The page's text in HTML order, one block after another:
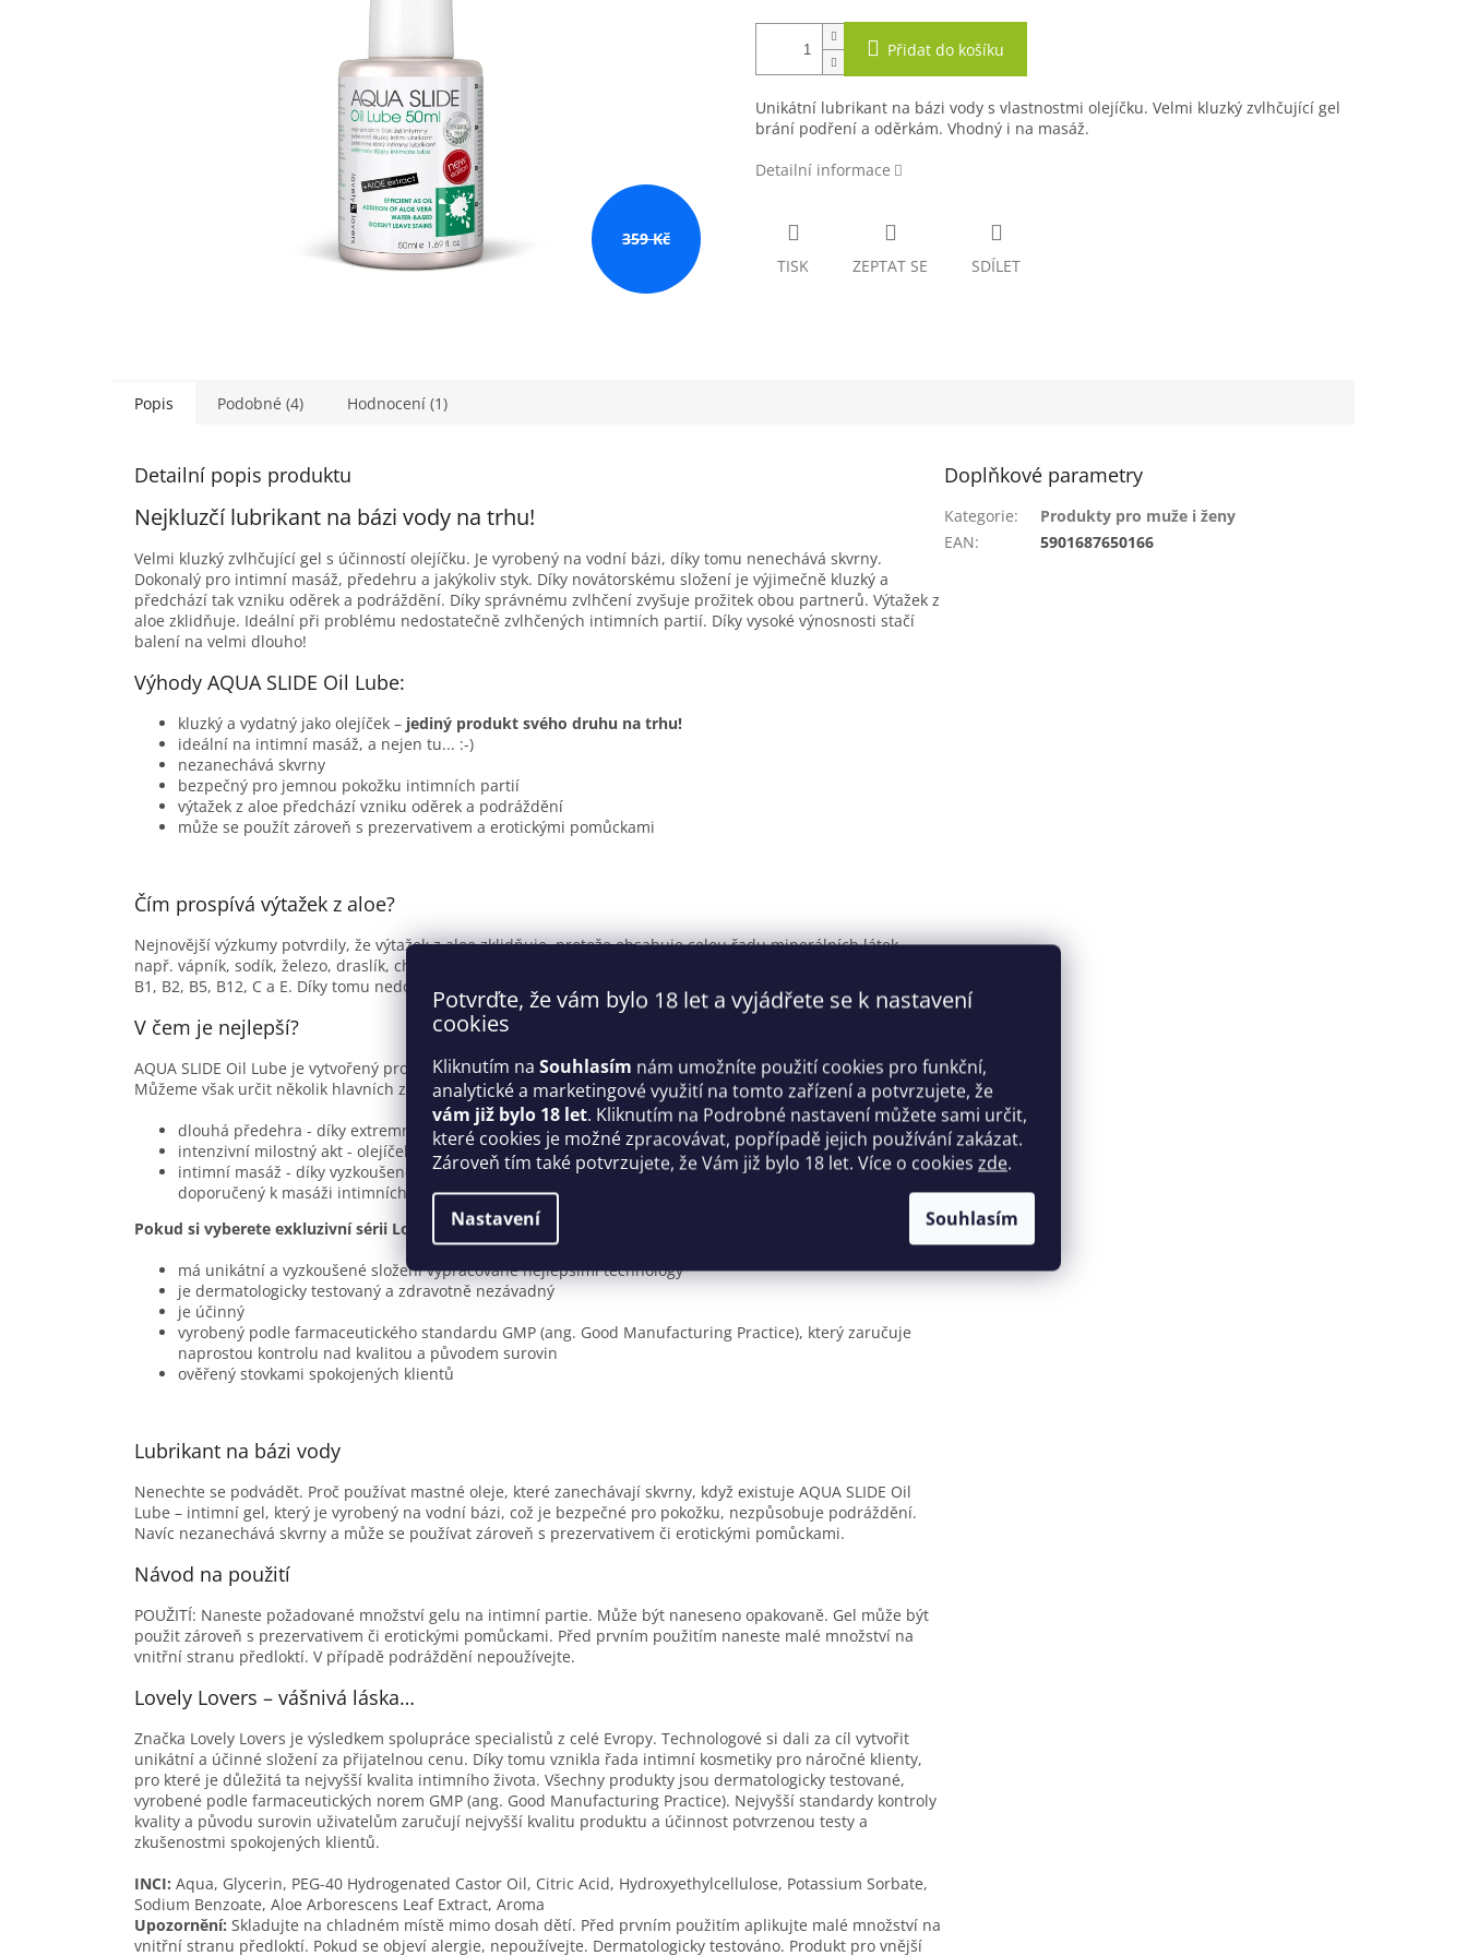
Potvrďte, že vám bylo 18 let a vyjádřete se k nastavení
cookies
Kliknutím na Souhlasím nám umožníte použití cookies pro funkční,
analytické a marketingové využití na tomto zařízení a potvrzujete, že
vám již bylo 18 let. Kliknutím na Podrobné nastavení můžete sami určit,
které cookies je možné zpracovávat, popřípadě jejich používání zakázat.
Zároveň tím také potvrzujete, že Vám již bylo 18 let. Více o cookies zde.
Nastavení Souhlasím
359 Kč
Přidat do košíku
Unikátní lubrikant na bázi vody s vlastnostmi olejíčku. Velmi kluzký zvlhčující gel
brání podření a oděrkám. Vhodný i na masáž.
Detailní informace
TISK ZEPTAT SE SDÍLET
Popis Podobné (4) Hodnocení (1)
Detailní popis produktu
Nejkluzčí lubrikant na bázi vody na trhu!
Velmi kluzký zvlhčující gel s účinností olejíčku. Je vyrobený na vodní bázi, díky tomu nenechává skvrny.
Dokonalý pro intimní masáž, předehru a jakýkoliv styk. Díky novátorskému složení je výjimečně kluzký a
předchází tak vzniku oděrek a podráždění. Díky správnému zvlhčení zvyšuje prožitek obou partnerů. Výtažek z
aloe zklidňuje. Ideální při problému nedostatečně zvlhčených intimních partií. Díky vysoké výnosnosti stačí
balení na velmi dlouho!
Výhody AQUA SLIDE Oil Lube:
kluzký a vydatný jako olejíček – jediný produkt svého druhu na trhu!
ideální na intimní masáž, a nejen tu... :-)
nezanechává skvrny
bezpečný pro jemnou pokožku intimních partií
výtažek z aloe předchází vzniku oděrek a podráždění
může se použít zároveň s prezervativem a erotickými pomůckami
Čím prospívá výtažek z aloe?
Nejnovější výzkumy potvrdily, že výtažek z aloe zklidňuje, protože obsahuje celou řadu minerálních látek,
např. vápník, sodík, železo, draslík, chrom, magnézium, mangan, měď nebo zinek. Navíc obsahuje vitamíny A,
B1, B2, B5, B12, C a E. Díky tomu nedochází k podráždění ani po intenzivních hrátkách.
V čem je nejlepší?
AQUA SLIDE Oil Lube je vytvořený pro všechny, kteří v průběhu milostného aktu chtějí dostatečné zvlhčení.
Můžeme však určit několik hlavních způsobů použití gelu, které ho odlišují od jiných výrobků:
dlouhá předehra - díky extremní vydatnosti se ideálně hodí na dlouhé a vášnivé mazlení
intenzivní milostný akt - olejíček poskytuje vydatné zvlhčení i nejnáročnějším milencům
intimní masáž - díky vyzkoušenému a bezpečnému složení obohacenému o výtažek z aloe je gel
doporučený k masáži intimních partií, protože nedráždí a obsažená aloe zklidňuje pokožku
Pokud si vyberete exkluzivní sérii Lovely Lovers, máte jistotu, že výrobek:
má unikátní a vyzkoušené složení vypracované nejlepšími technology
je dermatologicky testovaný a zdravotně nezávadný
je účinný
vyrobený podle farmaceutického standardu GMP (ang. Good Manufacturing Practice), který zaručuje
naprostou kontrolu nad kvalitou a původem surovin
ověřený stovkami spokojených klientů
Lubrikant na bázi vody
Nenechte se podvádět. Proč používat mastné oleje, které zanechávají skvrny, když existuje AQUA SLIDE Oil
Lube – intimní gel, který je vyrobený na vodní bázi, což je bezpečné pro pokožku, nezpůsobuje podráždění.
Navíc nezanechává skvrny a může se používat zároveň s prezervativem či erotickými pomůckami.
Návod na použití
POUŽITÍ: Naneste požadované množství gelu na intimní partie. Může být naneseno opakovaně. Gel může být
použit zároveň s prezervativem či erotickými pomůckami. Před prvním použitím naneste malé množství na
vnitřní stranu předloktí. V případě podráždění nepoužívejte.
Lovely Lovers – vášnivá láska…
Značka Lovely Lovers je výsledkem spolupráce specialistů z celé Evropy. Technologové si dali za cíl vytvořit
unikátní a účinné složení za přijatelnou cenu. Díky tomu vznikla řada intimní kosmetiky pro náročné klienty,
pro které je důležitá ta nejvyšší kvalita intimního života. Všechny produkty jsou dermatologicky testované,
vyrobené podle farmaceutických norem GMP (ang. Good Manufacturing Practice). Nejvyšší standardy kontroly
kvality a původu surovin uživatelům zaručují nejvyšší kvalitu produktu a účinnost potvrzenou testy a
zkušenostmi spokojených klientů.
INCI: Aqua, Glycerin, PEG-40 Hydrogenated Castor Oil, Citric Acid, Hydroxyethylcellulose, Potassium Sorbate,
Sodium Benzoate, Aloe Arborescens Leaf Extract, Aroma
Upozornění: Skladujte na chladném místě mimo dosah dětí. Před prvním použitím aplikujte malé množství na
vnitřní stranu předloktí. Pokud se objeví alergie, nepoužívejte. Dermatologicky testováno. Produkt pro vnější
Doplňkové parametry
Kategorie:
Produkty pro muže i ženy
EAN: 5901687650166